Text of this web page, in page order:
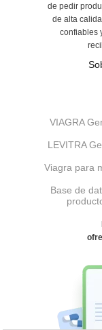
de pedir
de alta
confiables
VIAGRA
LEVITRA
Viagra para
Base de